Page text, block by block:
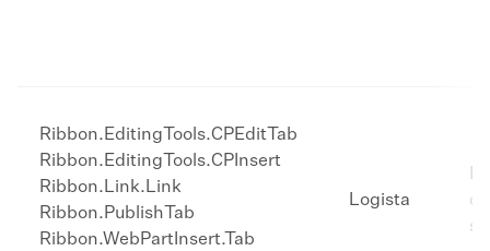
Ribbon.EditingTools.CPEditTab
Ribbon.EditingTools.CPInsert
Ribbon.Link.Link
Ribbon.PublishTab
Ribbon.WebPartInsert.Tab
Logista